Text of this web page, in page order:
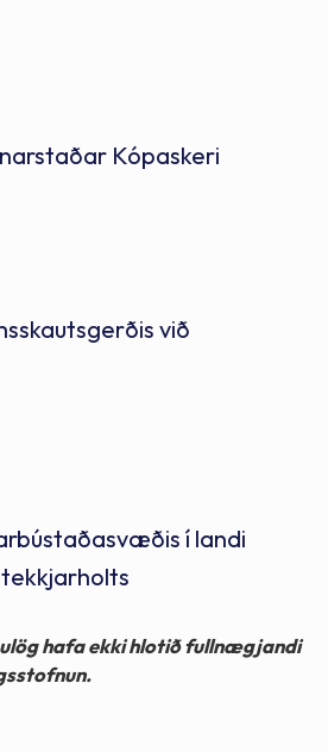
Kópaskeri
við
í landi
hafa ekki hlotið fullnægjandi